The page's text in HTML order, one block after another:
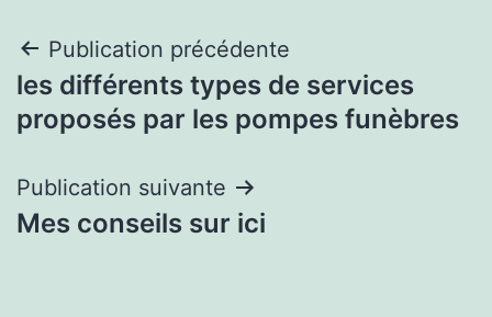
Navigation
de
Publication précédente
les différents types de services
proposés par les pompes funèbres
Publication suivante
Mes conseils sur ici